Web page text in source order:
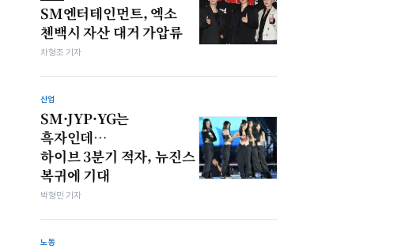
SM엔터테인먼트, 엑소
첸백시 자산 대거 가압류
차형조 기자
산업
SM·JYP·YG는
흑자인데…
하이브 3분기 적자, 뉴진스
복귀에 기대
박형민 기자
노동